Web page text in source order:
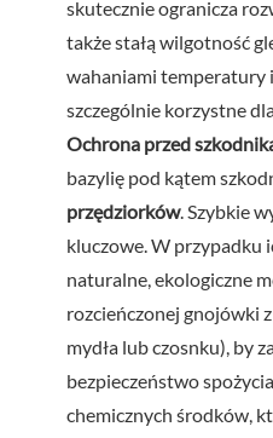
skutecznie ogranicza
także stałą wilgotność
wahaniami temperatury
szczególnie korzystne
Ochrona przed
bazylię pod kątem
przędziorków. Szybkie
kluczowe. W przypadku
naturalne, ekologiczne
rozcieńczonej gnojówki
mydła lub czosnku), by
bezpieczeństwo
chemicznych środków,